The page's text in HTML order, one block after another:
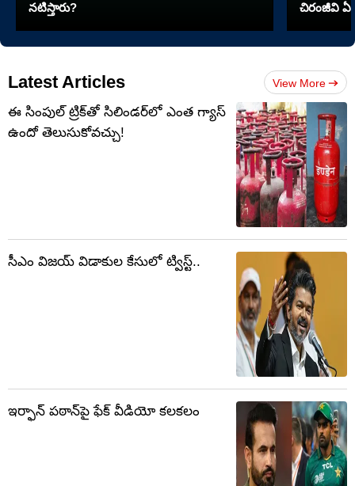
నటిస్తారు? చిరంజీవి ఏ
Latest Articles View More
ఈ సింపుల్‌ ట్రిక్‌తో సిలిండర్‌లో ఎంత గ్యాస్‌
ఉందో తెలుసుకోవచ్చు!
సీఎం విజయ్ విడాకుల కేసులో ట్విస్ట్..
ఇర్ఫాన్ పఠాన్‌పై ఫేక్ వీడియో కలకలం